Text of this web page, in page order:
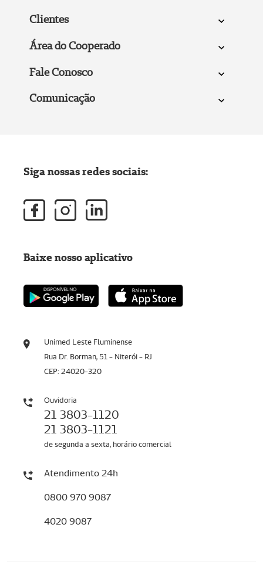
Clientes
Área do Cooperado
Fale Conosco
Comunicação
Unimed Leste Fluminense
Rua Dr. Borman, 51 - Niterói - RJ
CEP: 24020-320
Ouvidoria
21 3803-1120
21 3803-1121
de segunda a sexta, horário comercial
Atendimento 24h
0800 970 9087
4020 9087
Siga nossas redes sociais:
Baixe nosso aplicativo